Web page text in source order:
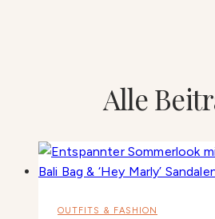
Alle
OUTFITS & FASHION